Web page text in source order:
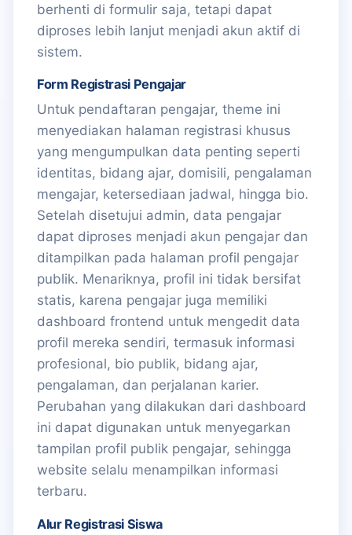
berhenti di formulir saja, tetapi dapat
diproses lebih lanjut menjadi akun aktif di
sistem.
Form Registrasi Pengajar
Untuk pendaftaran pengajar, theme ini
menyediakan halaman registrasi khusus
yang mengumpulkan data penting seperti
identitas, bidang ajar, domisili, pengalaman
mengajar, ketersediaan jadwal, hingga bio.
Setelah disetujui admin, data pengajar
dapat diproses menjadi akun pengajar dan
ditampilkan pada halaman profil pengajar
publik. Menariknya, profil ini tidak bersifat
statis, karena pengajar juga memiliki
dashboard frontend untuk mengedit data
profil mereka sendiri, termasuk informasi
profesional, bio publik, bidang ajar,
pengalaman, dan perjalanan karier.
Perubahan yang dilakukan dari dashboard
ini dapat digunakan untuk menyegarkan
tampilan profil publik pengajar, sehingga
website selalu menampilkan informasi
terbaru.
Alur Registrasi Siswa